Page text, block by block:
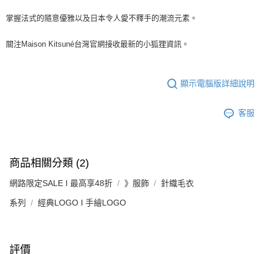
掌握法式的隨意優雅以及日本令人愛不釋手的潮流元素。
關注Maison Kitsuné台灣官網接收最新的小狐狸資訊。
顯示電腦版詳細說明
客服
商品相關分類 (2)
網路限定SALE I 最高享48折 》服飾 針織毛衣
系列 經典LOGO I 手繪LOGO
評價